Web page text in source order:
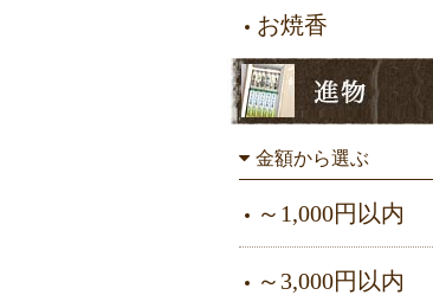
お焼香
金額から選ぶ
～1,000円以内
～3,000円以内